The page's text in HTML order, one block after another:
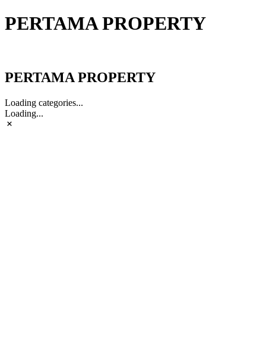
PERTAMA PROPERTY
PERTAMA PROPERTY
Loading categories...
Loading...